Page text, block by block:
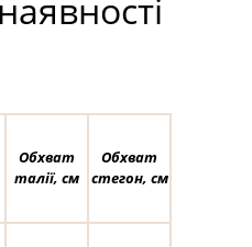
Обхват
талії, см
Обхват
стегон, см